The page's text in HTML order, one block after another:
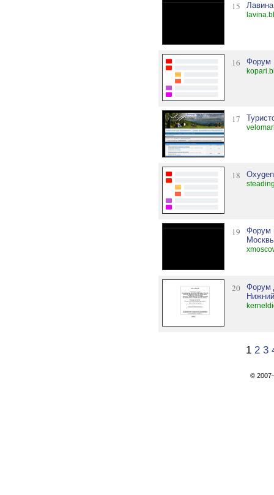
15
16 Форум
17
18 Oxygen
19
Форум
20
Форум
1 2 3
©